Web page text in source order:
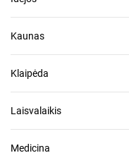
Kaunas
Klaipėda
Laisvalaikis
Medicina